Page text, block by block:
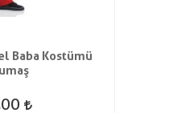
Baba Kostümü